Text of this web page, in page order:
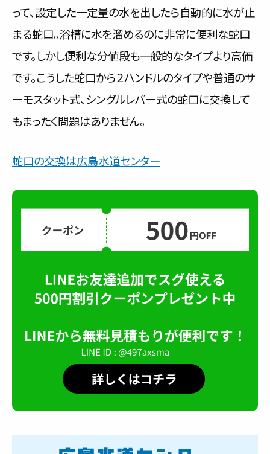
対応事例
ご利用の流れ
会社紹介
って、設定した一定量の水を出したら自動的に水が止
まる蛇口。浴槽に水を溜めるのに非常に便利な蛇口
です。しかし便利な分値段も一般的なタイプより高価
です。こうした蛇口から２ハンドルのタイプや普通のサ
ーモスタット式、シングルレバー式の蛇口に交換して
もまったく問題はありません。
蛇口の交換は広島水道センター